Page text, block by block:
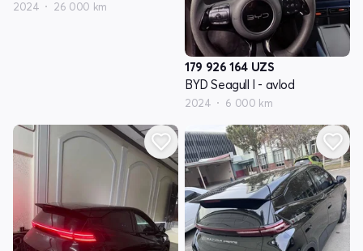
2024 26 000 km
179 926 164 UZS
BYD Seagull I - avlod
2024 6 000 km